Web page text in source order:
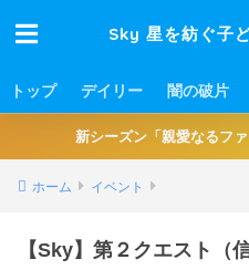
Sky 星を紡ぐ子
トップ デイリー 闇の破片
新シーズン「親愛なるフ
ホーム イベント
【Sky】第２クエスト（